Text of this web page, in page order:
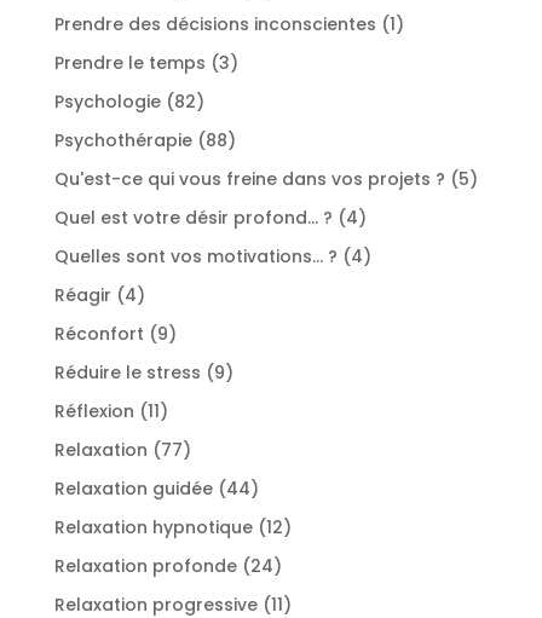
produits
Prendre des décisions inconscientes 11
Prendre le temps 33
Psychologie 8282
produits
Psychothérapie 8888
produits
Qu'est-ce qui vous freine dans vos projets ? 55
Quel est votre désir profond... ? 44
produits
Quelles sont vos motivations... ? 44
Réagir 44
produits
Réconfort 99
produits
Réduire le stress 99
Réflexion 1111
produits
Relaxation 7777
produits
Relaxation guidée 4444
produits
Relaxation hypnotique 1212
Relaxation profonde 2424
produits
Relaxation progressive 1111